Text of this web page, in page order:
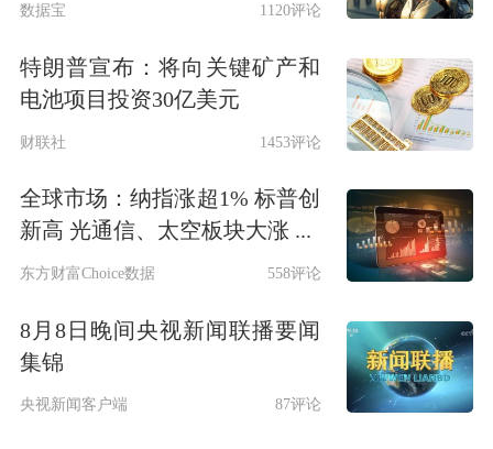
数据宝 1120评论
特朗普宣布：将向关键矿产和
电池项目投资30亿美元
财联社 1453评论
全球市场：纳指涨超1% 标普创
新高 光通信、太空板块大涨 ...
东方财富Choice数据 558评论
8月8日晚间央视新闻联播要闻
集锦
央视新闻客户端 87评论